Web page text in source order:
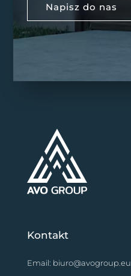
Napisz do nas
Kontakt
Email: biuro@avogroup.eu